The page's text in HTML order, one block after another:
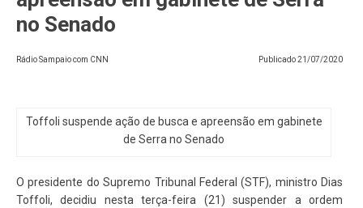
no Senado
Rádio Sampaio com CNN Publicado21/07/2020
Toffoli suspende ação de busca e apreensão em gabinete
de Serra no Senado
O presidente do Supremo Tribunal Federal (STF), ministro Dias
Toffoli, decidiu nesta terça-feira (21) suspender a ordem